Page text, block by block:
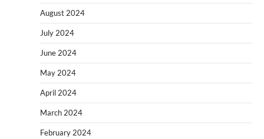
August 2024
July 2024
June 2024
May 2024
April 2024
March 2024
February 2024